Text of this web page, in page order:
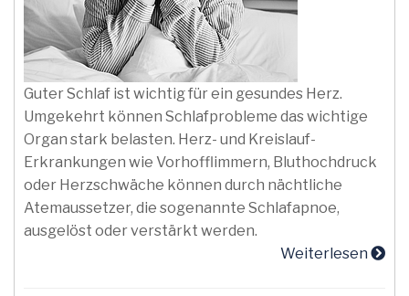
Guter Schlaf ist wichtig für ein gesundes Herz.
Umgekehrt können Schlafprobleme das wichtige
Organ stark belasten. Herz- und Kreislauf-
Erkrankungen wie Vorhofflimmern, Bluthochdruck
oder Herzschwäche können durch nächtliche
Atemaussetzer, die sogenannte Schlafapnoe,
ausgelöst oder verstärkt werden.
Weiterlesen